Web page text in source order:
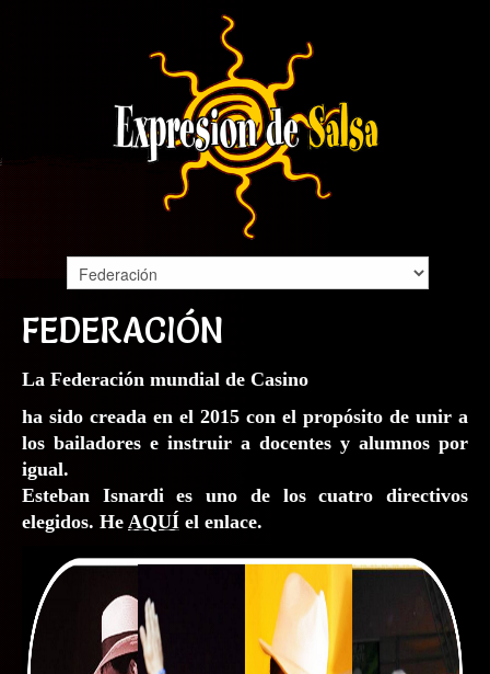
FEDERACIÓN
La Federación mundial de Casino
ha sido creada en el 2015 con el propósito de unir a
los bailadores e instruir a docentes y alumnos por
igual.
Esteban Isnardi es uno de los cuatro directivos
elegidos. He AQUÍ el enlace.